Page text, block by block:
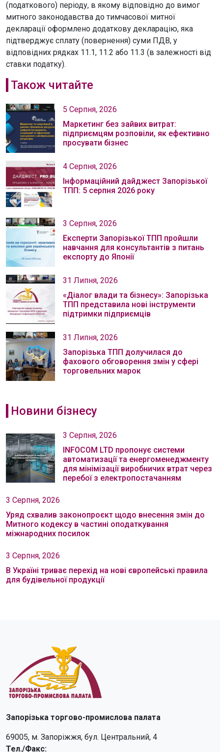
(податкового) періоду, в якому відповідно до вимог
митного законодавства до тимчасової митної
декларації оформлено додаткову декларацію, яка
підтверджує сплату (повернення) суми ПДВ, у
відповідних рядках 11.1, 11.2 або 11.3 (в залежності від
ставки податку).
Також читайте
5 Серпня, 2026
Маркетинг без зайвих витрат:
підприємцям розповіли, як ефективно
просувати бізнес
4 Серпня, 2026
Інформаційний дайджест Запорізької
ТПП: 5 серпня 2026 року
3 Серпня, 2026
Експерти Запорізької ТПП пройшли
навчання для консультантів з питань
експорту до Японії
31 Липня, 2026
«Діалог влади та бізнесу»: Запорізька
ТПП представила нові інструменти
підтримки підприємців
31 Липня, 2026
Запорізька ТПП долучилася до
фахового обговорення змін у сфері
торговельних марок
Новини бізнесу
3 Серпня, 2026
INFOCOM LTD пропонує системи
автоматизації та енергоменеджменту
для мінімізації виробничих втрат через
перебої з електропостачанням
3 Серпня, 2026
Уряд схвалив законопроєкт щодо внесення змін до
Митного кодексу в частині оподаткування
міжнародних посилок
3 Серпня, 2026
В Україні триває перехід на нові європейські правила
для будівельної продукції
Запорізька торгово-промислова палата
69005, м. Запоріжжя, бул. Центральний, 4
Тел./Факс: